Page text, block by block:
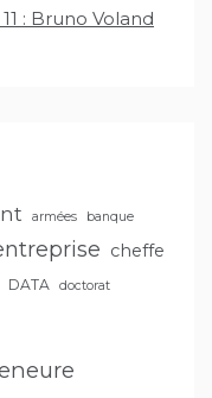
: Bruno Voland
armées banque
cheffe
DATA doctorat